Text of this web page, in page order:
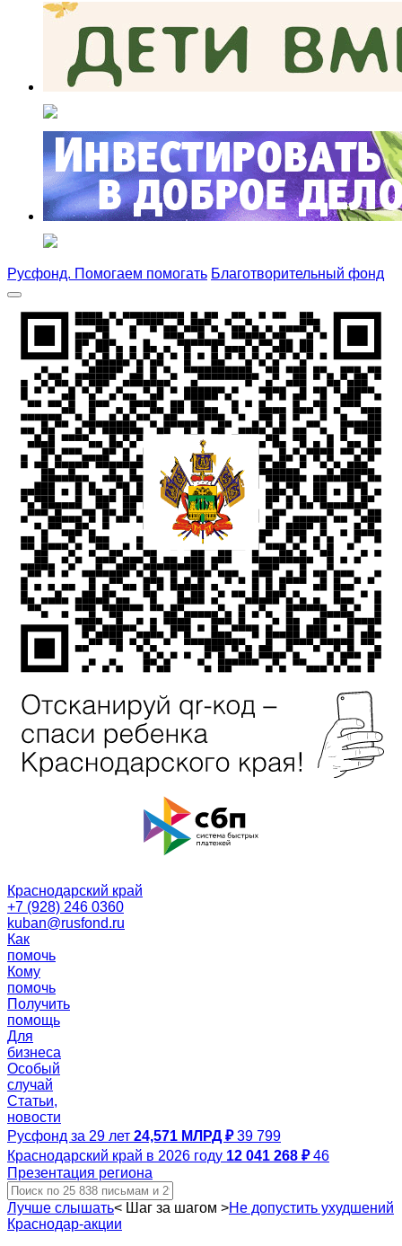
Русфонд. Помогаем помогать Благотворительный фонд
Краснодарский край
+7 (928) 246 0360
kuban@rusfond.ru
Как
помочь
Кому
помочь
Получить
помощь
Для
бизнеса
Особый
случай
Статьи,
новости
Русфонд за 29 лет 24,571 МЛРД ₽ 39 799
Краснодарский край в 2026 году 12 041 268 ₽ 46
Презентация региона
Лучше слышать< Шаг за шагом >Не допустить ухудшений
Краснодар-акции